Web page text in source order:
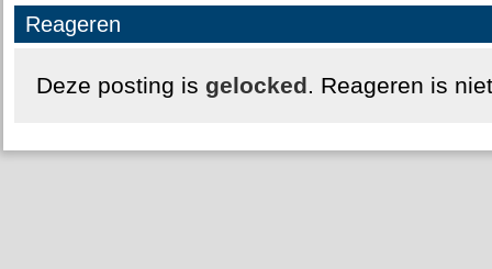
Reageren
Deze posting is gelocked. Reageren is